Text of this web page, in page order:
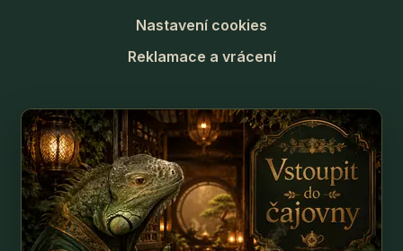
Nastavení cookies
Reklamace a vrácení